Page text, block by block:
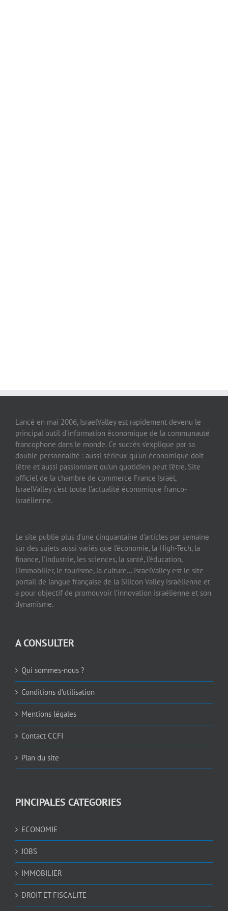
Lancé en mai 2006, IsraelValley est rapidement devenu le
principal outil d’information économique de la communauté
francophone dans le monde. Ce succès s’explique par sa
double personnalité : aussi sérieux qu’un économique doit
l’être et aussi passionnant qu’un quotidien peut l’être. Site
officiel de la chambre de commerce France Israël,
IsraelValley c’est toute l’actualité économique franco-
israélienne.
Le site publie plus d’une cinquantaine d’articles par semaine
sur des sujets aussi variés que l’économie, la High-Tech, la
finance, l’industrie, les sciences, la santé, l’éducation,
l’immobilier, le tourisme, la culture… IsraelValley est le site
portail de langue française de la Silicon Valley israélienne et
a pour objectif de promouvoir l’innovation israélienne et son
dynamisme.
A CONSULTER
Qui sommes-nous ?
Conditions d’utilisation
Mentions légales
Contact CCFI
Plan du site
PINCIPALES CATEGORIES
ECONOMIE
JOBS
IMMOBILIER
DROIT ET FISCALITE